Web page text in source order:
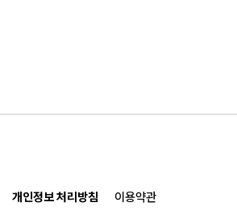
개인정보 처리방침 이용약관